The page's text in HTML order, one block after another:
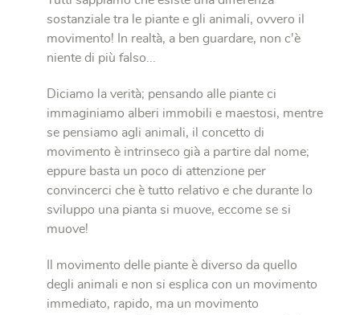
sostanziale tra le piante e gli animali, ovvero il
movimento! In realtà, a ben guardare, non c'è
niente di più falso...
Diciamo la verità; pensando alle piante ci
immaginiamo alberi immobili e maestosi, mentre
se pensiamo agli animali, il concetto di
movimento è intrinseco già a partire dal nome;
eppure basta un poco di attenzione per
convincerci che è tutto relativo e che durante lo
sviluppo una pianta si muove, eccome se si
muove!
Il movimento delle piante è diverso da quello
degli animali e non si esplica con un movimento
immediato, rapido, ma un movimento